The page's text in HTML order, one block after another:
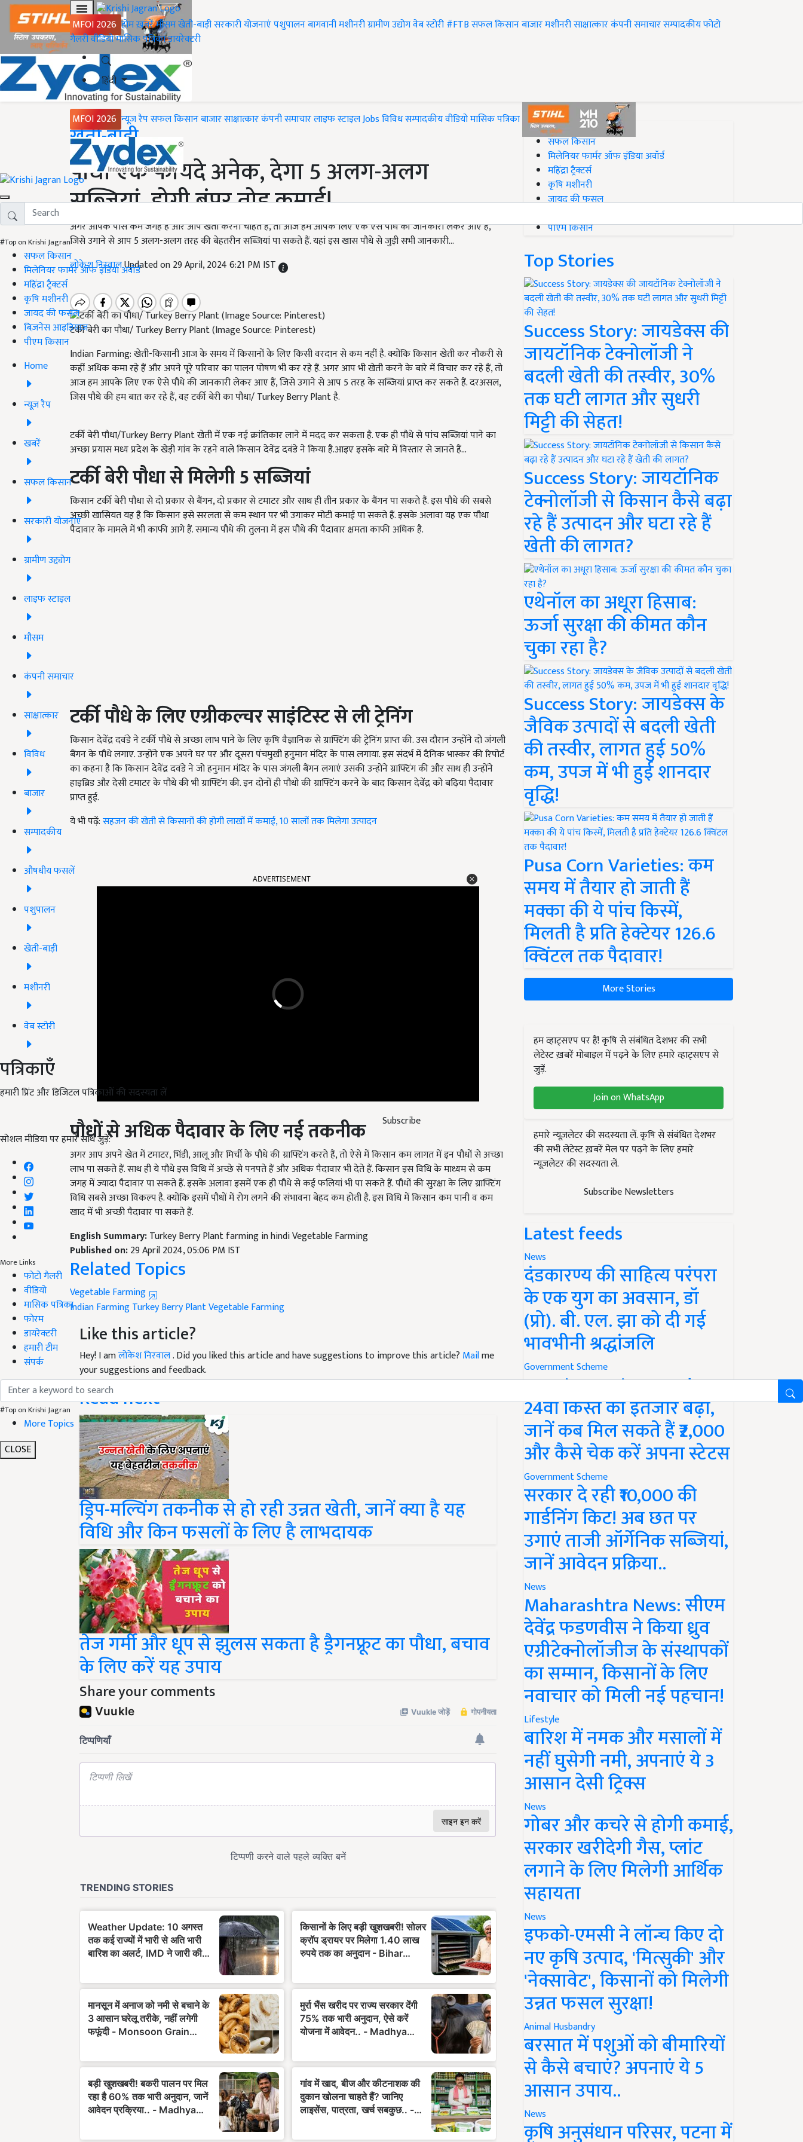
MFOI 2026 होमख़बरेंमौसमखेती-बाड़ीसरकारी योजनाएंपशुपालनबागवानीमशीनरीग्रामीण उद्योगवेब स्टोरी#FTBसफल किसानबाजारमशीनरीसाक्षात्कारकंपनी समाचारसम्पादकीयफोटो
गैलरीवीडियोमासिक पत्रिकाडायरेक्टरी
हिंदी
MFOI 2026 न्यूज़ रैपसफल किसानबाजारसाक्षात्कारकंपनी समाचारलाइफ स्टाइलJobsविविधसम्पादकीयवीडियोमासिक पत्रिका
#Top on Krishi Jagran
सफल किसान
मिलेनियर फार्मर ऑफ इंडिया अवॉर्ड
महिंद्रा ट्रैक्टर्स
कृषि मशीनरी
जायद की फसल
बिज़नेस आइडियाज
पीएम किसान
Home
न्यूज़ रैप
खबरें
सफल किसान
सरकारी योजनाएं
ग्रामीण उद्द्योग
लाइफ स्टाइल
मौसम
कंपनी समाचार
साक्षात्कार
विविध
बाजार
सम्पादकीय
औषधीय फसलें
पशुपालन
खेती-बाड़ी
मशीनरी
वेब स्टोरी
पत्रिकाएँ
हमारी प्रिंट और डिजिटल पत्रिकाओं की सदस्यता लें
Subscribe
सोशल मीडिया पर हमारे साथ जुड़ें:
More Links
फोटो गैलरी
वीडियो
मासिक पत्रिका
फोरम
डायरेक्टरी
हमारी टीम
संपर्क
#Top on Krishi Jagran
More Topics
CLOSE
Home
खेती-बाड़ी
पौधा एक फायदे अनेक, देगा 5 अलग-अलग
सब्जियां, होगी बंपर तोड़ कमाई!
अगर आपके पास कम जगह है और आप खेती करना चाहते हैं, तो आज हम आपके लिए एक ऐसे पौधे की जानकारी लेकर आए हैं,
जिसे उगाने से आप 5 अलग-अलग तरह की बेहतरीन सब्जियां पा सकते हैं. यहां इस खास पौधे से जुड़ी सभी जानकारी...
लोकेश निरवालUpdated on 29 April, 2024 6:21 PM IST
टर्की बेरी का पौधा/ Turkey Berry Plant (Image Source: Pinterest)
Indian Farming: खेती-किसानी आज के समय में किसानों के लिए किसी वरदान से कम नहीं है. क्योंकि किसान खेती कर नौकरी से
कहीं अधिक कमा रहे हैं और अपने पूरे परिवार का पालन पोषण भी कर रहे हैं. अगर आप भी खेती करने के बारे में विचार कर रहे हैं, तो
आज हम आपके लिए एक ऐसे पौधे की जानकारी लेकर आए हैं, जिसे उगाने से आप 5 तरह के सब्जियां प्राप्त कर सकते हैं. दरअसल,
जिस पौधे की हम बात कर रहे हैं, वह टर्की बेरी का पौधा/ Turkey Berry Plant है.
टर्की बेरी पौधा/Turkey Berry Plant खेती में एक नई क्रांतिकार लाने में मदद कर सकता है. एक ही पौधे से पांच सब्जियां पाने का
अच्छा प्रयास मध्य प्रदेश के खेड़ी गांव के रहने वाले किसान देवेंद्र दवंडे ने किया है.आइए इसके बारे में विस्तार से जानते हैं...
टर्की बेरी पौधा से मिलेगी 5सब्जियां
किसान टर्की बेरी पौधा से दो प्रकार से बैंगन, दो प्रकार से टमाटर और साथ ही तीन प्रकार के बैंगन पा सकते हैं. इस पौधे की सबसे
अच्छी खासियत यह है कि किसान इसे सरलता से कम स्थान पर भी उगाकर मोटी कमाई पा सकते हैं. इसके अलावा यह एक पौधा
पैदावार के मामले में भी काफी आगे हैं. समान्य पौधे की तुलना में इस पौधे की पैदावार क्षमता काफी अधिक है.
टर्की पौधे के लिए एग्रीकल्चर साइंटिस्ट से ली ट्रेनिंग
किसान देवेंद्र दवंडे ने टर्की पौधे से अच्छा लाभ पाने के लिए कृषि वैज्ञानिक से ग्राफ्टिंग की ट्रेनिंग प्राप्त की. उस दौरान उन्होंने दो जंगली
बैंगन के पौधे लगाए. उन्होंने एक अपने घर पर और दूसरा पंचमुखी हनुमान मंदिर के पास लगाया. इस संदर्भ में दैनिक भास्कर की रिपोर्ट
का कहना है कि किसान देवेंद्र दवंडे ने जो हनुमान मंदिर के पास जंगली बैंगन लगाएं उसकी उन्होंने ग्राफ्टिंग की और साथ ही उन्होंने
हाइब्रिड औऱ देसी टमाटर के पौधे की भी ग्राफ्टिंग की. इन दोनों ही पौधो की ग्राफ्टिंग करने के बाद किसान देवेंद्र को बढ़िया पैदावार
प्राप्त हुई.
ये भी पढ़ें:सहजन की खेती से किसानों की होगी लाखों में कमाई, 10 सालों तक मिलेगा उत्पादन
पौधों से अधिक पैदावार के लिए नई तकनीक
अगर आप अपने खेत में टमाटर, भिंडी, आलू और मिर्ची के पौधे की ग्राफ्टिंग करते हैं, तो ऐसे में किसान कम लागत में इन पौधों से अच्छा
लाभ पा सकते हैं. साथ ही ये पौधे इस विधि में अच्छे से पनपते हैं और अधिक पैदावार भी देते हैं. किसान इस विधि के माध्यम से कम
जगह में ज्यादा पैदावार पा सकते हैं. इसके अलावा इसमें एक ही पौधे से कई फलियां भी पा सकते हैं. पौधों की सुरक्षा के लिए ग्राफ्टिंग
विधि सबसे अच्छा विकल्प है. क्योंकि इसमें पौधों में रोग लगने की संभावना बेहद कम होती है. इस विधि में किसान कम पानी व कम
खाद में भी अच्छी पैदावार पा सकते हैं.
Published on:29 April 2024, 05:06 PM IST
Related Topics
Vegetable Farming
Indian FarmingTurkey Berry Plant
Like this article?
Hey! I amलोकेश निरवाल. Did you liked this article and have suggestions to improve this article?
your suggestions and feedback.
Read next
ड्रिप-मल्चिंग तकनीक से हो रही उन्नत खेती, जानें क्या है यह
विधि और किन फसलों के लिए है लाभदायक
तेज गर्मी और धूप से झुलस सकता है ड्रैगनफ्रूट का पौधा, बचाव
के लिए करें यह उपाय
Share your comments
#Top on Krishi Jagran
सफल किसान
मिलेनियर फार्मर ऑफ इंडिया अवॉर्ड
महिंद्रा ट्रैक्टर्स
कृषि मशीनरी
जायद की फसल
पीएम किसान
Top Stories
Success Story: जायडेक्स की
जायटॉनिक टेक्नोलॉजी ने
बदली खेती की तस्वीर, 30%
तक घटी लागत और सुधरी
मिट्टी की सेहत!
Success Story: जायटॉनिक
टेक्नोलॉजी से किसान कैसे बढ़ा
रहे हैं उत्पादन और घटा रहे हैं
खेती की लागत?
एथेनॉल का अधूरा हिसाब:
ऊर्जा सुरक्षा की कीमत कौन
चुका रहा है?
Success Story: जायडेक्स के
जैविक उत्पादों से बदली खेती
की तस्वीर, लागत हुई 50%
कम, उपज में भी हुई शानदार
वृद्धि!
Pusa Corn Varieties: कम
समय में तैयार हो जाती हैं
मक्का की ये पांच किस्में,
मिलती है प्रति हेक्टेयर 126.6
क्विंटल तक पैदावार!
More Stories
हम व्हाट्सएप पर हैं! कृषि से संबंधित देशभर की सभी
लेटेस्ट ख़बरें मोबाइल में पढ़ने के लिए हमारे व्हाट्सएप से
जुड़ें.
Join on WhatsApp
हमारे न्यूज़लेटर की सदस्यता लें. कृषि से संबंधित देशभर
की सभी लेटेस्ट ख़बरें मेल पर पढ़ने के लिए हमारे
न्यूज़लेटर की सदस्यता लें.
Subscribe Newsletters
Latest feeds
News
दंडकारण्य की साहित्य परंपरा
के एक युग का अवसान, डॉ
(प्रो). बी. एल. झा को दी गई
भावभीनी श्रद्धांजलि
Government Scheme
PM Kisan Yojana Update:
24वीं किस्त का इंतजार बढ़ा,
जानें कब मिल सकते हैं ₹2,000
और कैसे चेक करें अपना स्टेटस
Government Scheme
सरकार दे रही ₹10,000 की
गार्डनिंग किट! अब छत पर
उगाएं ताजी ऑर्गेनिक सब्जियां,
जानें आवेदन प्रक्रिया..
News
Maharashtra News: सीएम
देवेंद्र फडणवीस ने किया ध्रुव
एग्रीटेक्नोलॉजीज के संस्थापकों
का सम्मान, किसानों के लिए
नवाचार को मिली नई पहचान!
Lifestyle
बारिश में नमक और मसालों में
नहीं घुसेगी नमी, अपनाएं ये 3
आसान देसी ट्रिक्स
News
गोबर और कचरे से होगी कमाई,
सरकार खरीदेगी गैस, प्लांट
लगाने के लिए मिलेगी आर्थिक
सहायता
News
इफको-एमसी ने लॉन्च किए दो
नए कृषि उत्पाद, 'मित्सुकी' और
'नेक्सावेट', किसानों को मिलेगी
उन्नत फसल सुरक्षा!
Animal Husbandry
बरसात में पशुओं को बीमारियों
से कैसे बचाएं? अपनाएं ये 5
आसान उपाय..
News
कृषि अनुसंधान परिसर, पटना में